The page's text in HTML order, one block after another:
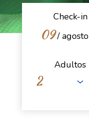
Check-in
09 / agosto
Adultos